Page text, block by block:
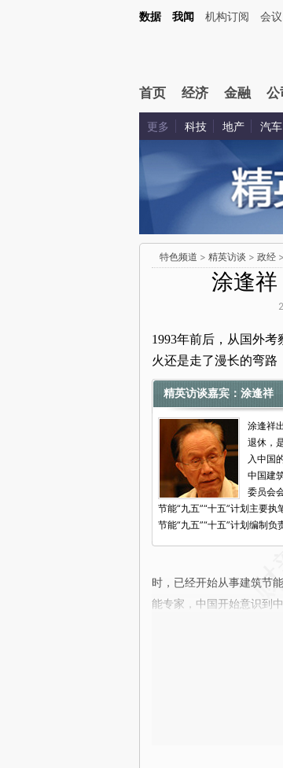
数据 我闻 机构订阅 会议
首页 经济 金融 公
更多 科技 地产 汽车
特色频道 > 精英访谈 > 政经
涂逢祥
1993年前后，从国外
火还是走了漫长的弯路
精英访谈嘉宾：涂逢祥
涂逢祥
退休，
入中国
中国建
委员会
节能“九五”“十五”计划主要
节能“九五”“十五”计划编制负
时，已经开始从事建筑节
能专家，中国开始意识到